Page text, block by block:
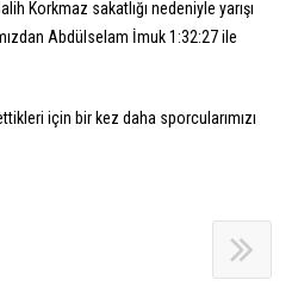
Korkmaz sakatlığı nedeniyle yarışı
Abdülselam İmuk 1:32:27 ile
için bir kez daha sporcularımızı